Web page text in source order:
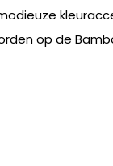
op de